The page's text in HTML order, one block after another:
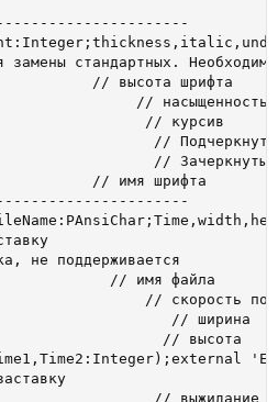
стандартных.
// высота шрифта
// насыщенность
// курсив
//
// Зачеркнутый
// имя шрифта
не поддерживается
// имя файла
// скорость
// ширина
// высота
// выжидание до